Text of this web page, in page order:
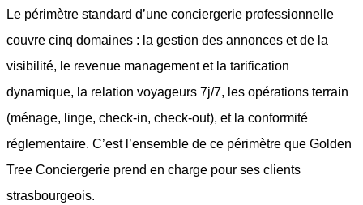
Le périmètre standard d’une conciergerie professionnelle
couvre cinq domaines : la gestion des annonces et de la
visibilité, le revenue management et la tarification
dynamique, la relation voyageurs 7j/7, les opérations terrain
(ménage, linge, check-in, check-out), et la conformité
réglementaire. C’est l’ensemble de ce périmètre que Golden
Tree Conciergerie prend en charge pour ses clients
strasbourgeois.